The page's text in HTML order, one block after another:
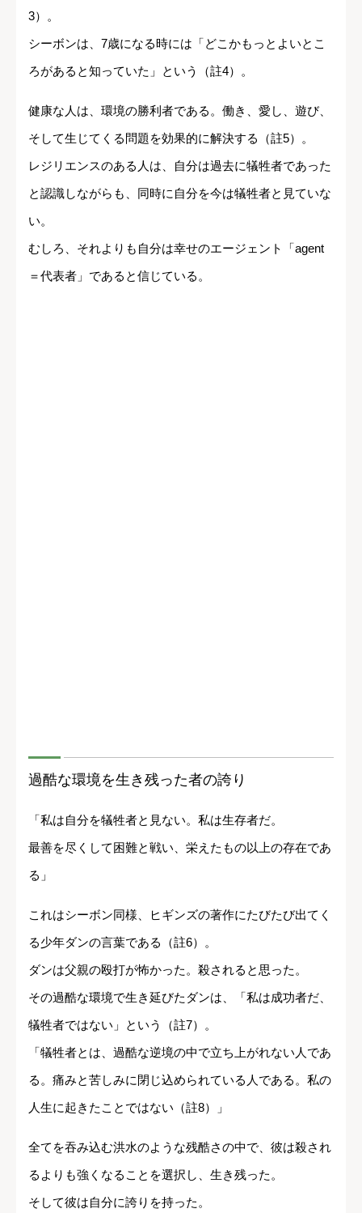
3）。
シーボンは、7歳になる時には「どこかもっとよいとこ
ろがあると知っていた」という（註4）。
健康な人は、環境の勝利者である。働き、愛し、遊び、
そして生じてくる問題を効果的に解決する（註5）。
レジリエンスのある人は、自分は過去に犠牲者であった
と認識しながらも、同時に自分を今は犠牲者と見ていな
い。
むしろ、それよりも自分は幸せのエージェント「agent
＝代表者」であると信じている。
過酷な環境を生き残った者の誇り
「私は自分を犠牲者と見ない。私は生存者だ。
最善を尽くして困難と戦い、栄えたもの以上の存在であ
る」
これはシーボン同様、ヒギンズの著作にたびたび出てく
る少年ダンの言葉である（註6）。
ダンは父親の殴打が怖かった。殺されると思った。
その過酷な環境で生き延びたダンは、「私は成功者だ、
犠牲者ではない」という（註7）。
「犠牲者とは、過酷な逆境の中で立ち上がれない人であ
る。痛みと苦しみに閉じ込められている人である。私の
人生に起きたことではない（註8）」
全てを吞み込む洪水のような残酷さの中で、彼は殺され
るよりも強くなることを選択し、生き残った。
そして彼は自分に誇りを持った。